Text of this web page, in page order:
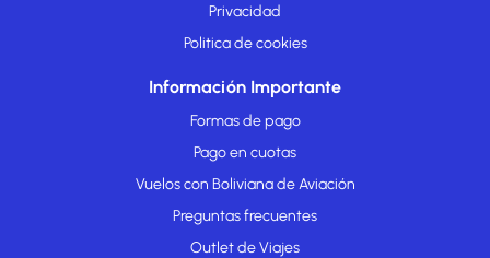
Privacidad
Politica de cookies
Información Importante
Formas de pago
Pago en cuotas
Vuelos con Boliviana de Aviación
Preguntas frecuentes
Outlet de Viajes